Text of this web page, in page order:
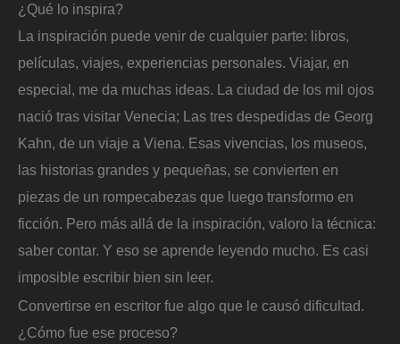
¿Qué lo inspira?
La inspiración puede venir de cualquier parte: libros,
películas, viajes, experiencias personales. Viajar, en
especial, me da muchas ideas. La ciudad de los mil ojos
nació tras visitar Venecia; Las tres despedidas de Georg
Kahn, de un viaje a Viena. Esas vivencias, los museos,
las historias grandes y pequeñas, se convierten en
piezas de un rompecabezas que luego transformo en
ficción. Pero más allá de la inspiración, valoro la técnica:
saber contar. Y eso se aprende leyendo mucho. Es casi
imposible escribir bien sin leer.
Convertirse en escritor fue algo que le causó dificultad.
¿Cómo fue ese proceso?